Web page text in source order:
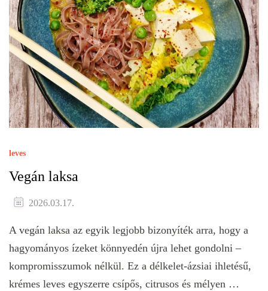
leves
Vegán laksa
2026.03.17.
A vegán laksa az egyik legjobb bizonyíték arra, hogy a
hagyományos ízeket könnyedén újra lehet gondolni –
kompromisszumok nélkül. Ez a délkelet-ázsiai ihletésű,
krémes leves egyszerre csípős, citrusos és mélyen …